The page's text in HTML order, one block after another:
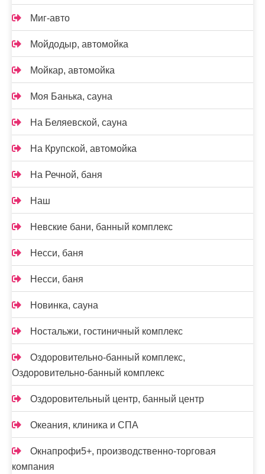
Миг-авто
Мойдодыр, автомойка
Мойкар, автомойка
Моя Банька, сауна
На Беляевской, сауна
На Крупской, автомойка
На Речной, баня
Наш
Невские бани, банный комплекс
Несси, баня
Несси, баня
Новинка, сауна
Ностальжи, гостиничный комплекс
Оздоровительно-банный комплекс,
Оздоровительно-банный комплекс
Оздоровительный центр, банный центр
Океания, клиника и СПА
Окнапрофи5+, производственно-торговая
компания